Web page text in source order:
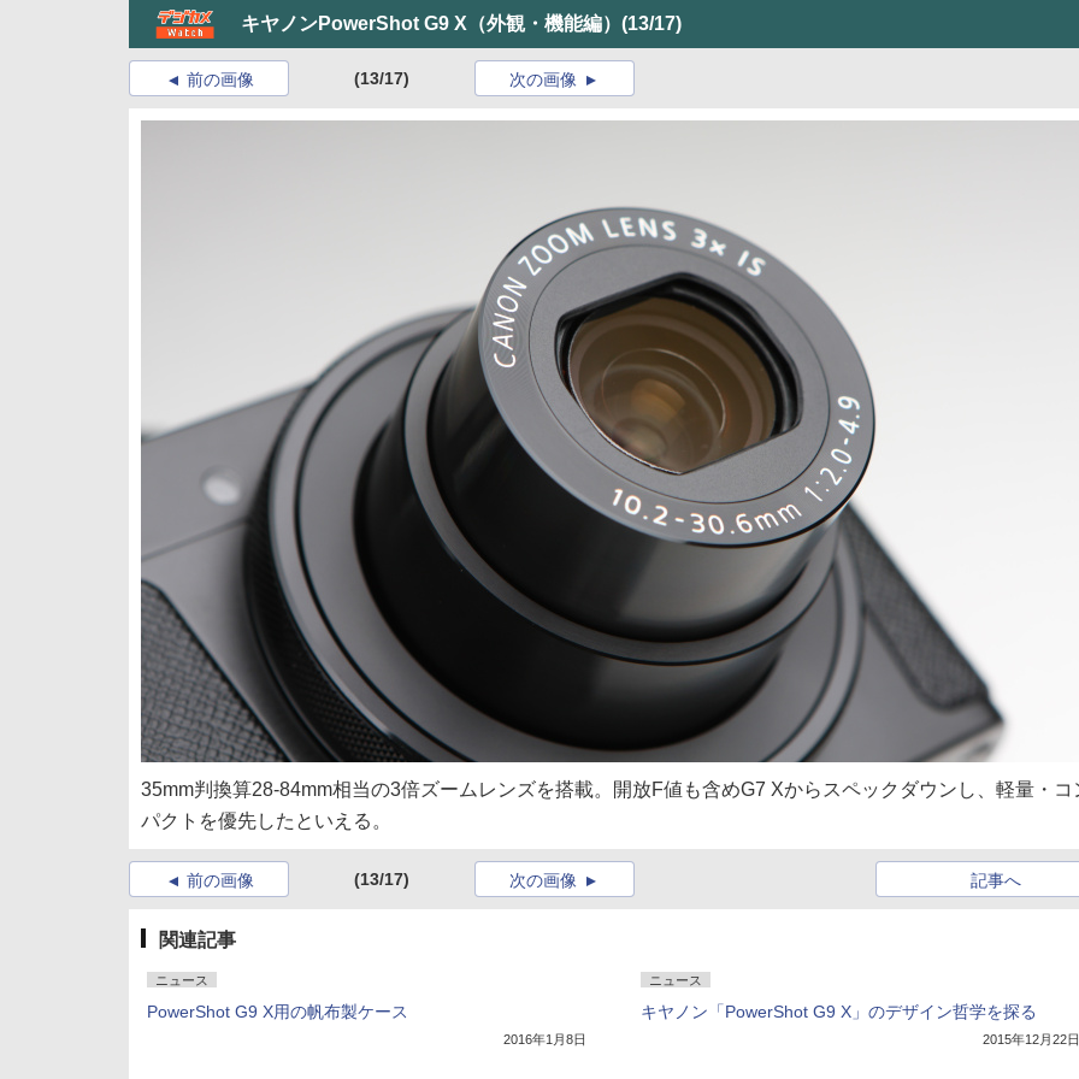
キヤノンPowerShot G9 X（外観・機能編） (13/17)
前の画像 (13/17) 次の画像
35mm判換算28-84mm相当の3倍ズームレンズを搭載。開放F値も含めG7 Xからスペックダウンし、軽量・コ
パクトを優先したといえる。
前の画像 (13/17) 記事へ
次の画像
関連記事
ニュース
PowerShot G9 X用の帆布製ケース
2016年1月8日
ニュース
キヤノン「PowerShot G9 X」のデザイン哲学を探る
2015年12月22日